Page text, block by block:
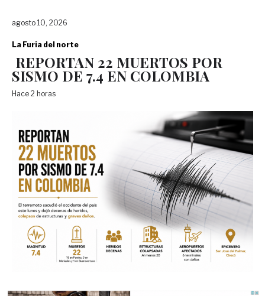
agosto 10, 2026
La Furia del norte
REPORTAN 22 MUERTOS POR
SISMO DE 7.4 EN COLOMBIA
Hace 2 horas